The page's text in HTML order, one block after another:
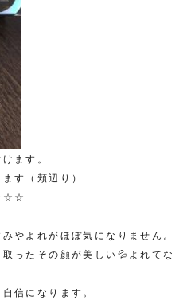
ます。
す（頬辺り）
やよれがほぼ気になりません。
ったその顔が美しい💦よれてな
信になります。